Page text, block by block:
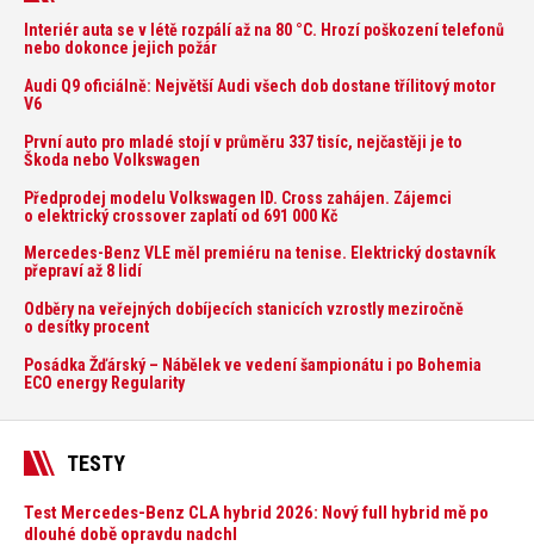
Interiér auta se v létě rozpálí až na 80 °C. Hrozí poškození telefonů
nebo dokonce jejich požár
Audi Q9 oficiálně: Největší Audi všech dob dostane třílitový motor
V6
První auto pro mladé stojí v průměru 337 tisíc, nejčastěji je to
Škoda nebo Volkswagen
Předprodej modelu Volkswagen ID. Cross zahájen. Zájemci
o elektrický crossover zaplatí od 691 000 Kč
Mercedes-Benz VLE měl premiéru na tenise. Elektrický dostavník
přepraví až 8 lidí
Odběry na veřejných dobíjecích stanicích vzrostly meziročně
o desítky procent
Posádka Žďárský – Nábělek ve vedení šampionátu i po Bohemia
ECO energy Regularity
TESTY
Test Mercedes-Benz CLA hybrid 2026: Nový full hybrid mě po
dlouhé době opravdu nadchl